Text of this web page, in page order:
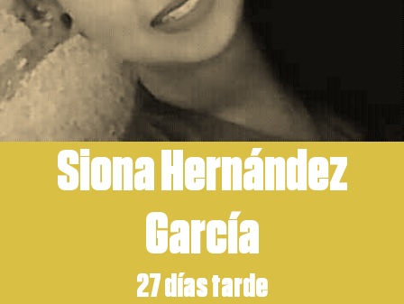
Siona Hernández
García
27 días tarde